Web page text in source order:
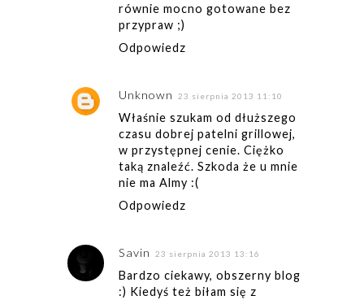
równie mocno gotowane bez
przypraw ;)
Odpowiedz
Unknown 23 sierpnia 2013 11:10
Właśnie szukam od dłuższego
czasu dobrej patelni grillowej,
w przystępnej cenie. Ciężko
taką znaleźć. Szkoda że u mnie
nie ma Almy :(
Odpowiedz
Savin 23 sierpnia 2013 13:16
Bardzo ciekawy, obszerny blog
:) Kiedyś też biłam się z